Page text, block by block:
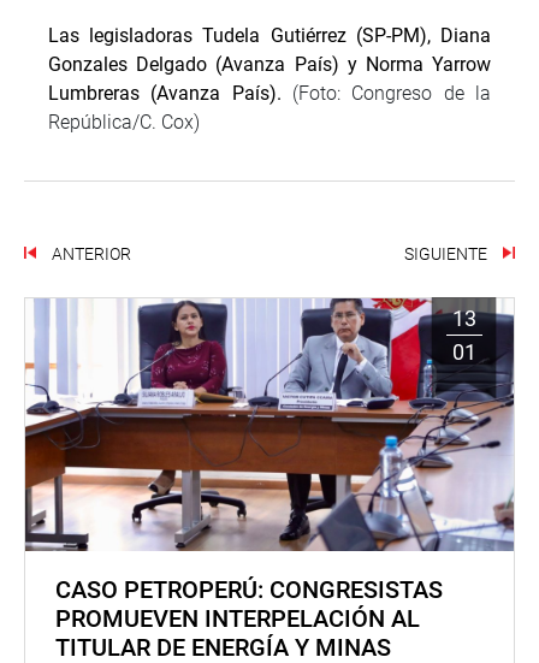
Las legisladoras Tudela Gutiérrez (SP-PM), Diana
Gonzales Delgado (Avanza País) y Norma Yarrow
Lumbreras (Avanza País). (Foto: Congreso de la
República/C. Cox)
ANTERIOR SIGUIENTE
13
01
CASO PETROPERÚ: CONGRESISTAS
PROMUEVEN INTERPELACIÓN AL
TITULAR DE ENERGÍA Y MINAS